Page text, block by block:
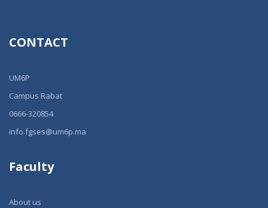
CONTACT
UM6P
Campus Rabat
0666-320854
info.fgses@um6p.ma
Faculty
About us